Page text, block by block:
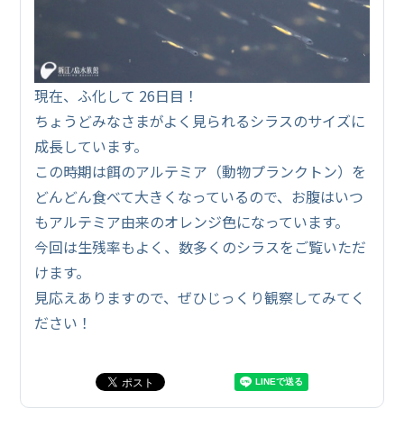
現在、ふ化して 26日目！
ちょうどみなさまがよく見られるシラスのサイズに
成長しています。
この時期は餌のアルテミア（動物プランクトン）を
どんどん食べて大きくなっているので、お腹はいつ
もアルテミア由来のオレンジ色になっています。
今回は生残率もよく、数多くのシラスをご覧いただ
けます。
見応えありますので、ぜひじっくり観察してみてく
ださい！